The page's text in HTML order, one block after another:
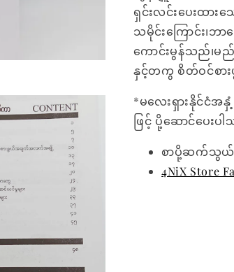
ရှင်းလင်းပေးထား
သမိုင်းကြောင်း၊
ကောင်းမွန်သည်၊
နှင့်တကွ စိတ်ဝင်စာ
*မလေးရှားနိုင်ငံအ
ဖြင့် ပို့ဆောင်ပေးပ
စာပို့ဆက်သွယ်
4NiX Store